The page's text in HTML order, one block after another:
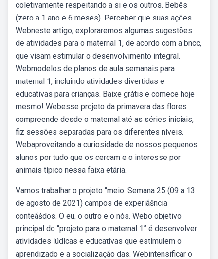
coletivamente respeitando a si e os outros. Bebês
(zero a 1 ano e 6 meses). Perceber que suas ações.
Webneste artigo, exploraremos algumas sugestões
de atividades para o maternal 1, de acordo com a bncc,
que visam estimular o desenvolvimento integral.
Webmodelos de planos de aula semanais para
maternal 1, incluindo atividades divertidas e
educativas para crianças. Baixe grátis e comece hoje
mesmo! Webesse projeto da primavera das flores
compreende desde o maternal até as séries iniciais,
fiz sessões separadas para os diferentes níveis.
Webaproveitando a curiosidade de nossos pequenos
alunos por tudo que os cercam e o interesse por
animais típico nessa faixa etária.
Vamos trabalhar o projeto “meio. Semana 25 (09 a 13
de agosto de 2021) campos de experiãšncia
conteãšdos. O eu, o outro e o nós. Webo objetivo
principal do “projeto para o maternal 1” é desenvolver
atividades lúdicas e educativas que estimulem o
aprendizado e a socialização das. Webintensificar o